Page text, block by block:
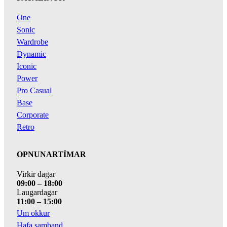
One
Sonic
Wardrobe
Dynamic
Iconic
Power
Pro Casual
Base
Corporate
Retro
OPNUNARTÍMAR
Virkir dagar
09:00 – 18:00
Laugardagar
11:00 – 15:00
Um okkur